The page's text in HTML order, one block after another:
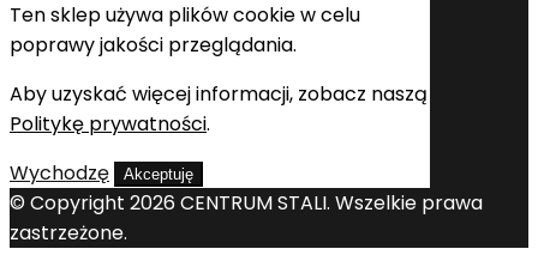
Ten sklep używa plików cookie w celu
poprawy jakości przeglądania.
Aby uzyskać więcej informacji, zobacz naszą
Politykę prywatności.
Wychodzę
Akceptuję
© Copyright 2026 CENTRUM STALI. Wszelkie prawa
zastrzeżone.